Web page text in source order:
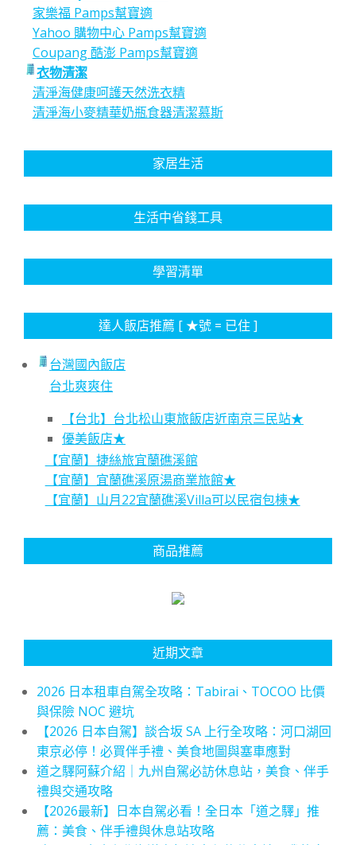
家樂福 Pamps幫寶適
Yahoo 購物中心 Pamps幫寶適
Coupang 酷澎 Pamps幫寶適
衣物清潔
清淨海健康呵護天然洗衣精
清淨海小麥精華奶瓶食器清潔慕斯
家居生活
生活中省錢工具
學習清單
達人飯店推薦 [ ★號 = 已住 ]
台灣國內飯店
台北爽爽住
【台北】台北松山東旅飯店近南京三民站★
優美飯店★
【宜蘭】捷絲旅宜蘭礁溪館
【宜蘭】宜蘭礁溪原湯商業旅館★
【宜蘭】山月22宜蘭礁溪Villa可以民宿包棟★
商品推薦
近期文章
2026 日本租車自駕全攻略：Tabirai、TOCOO 比價
與保險 NOC 避坑
【2026 日本自駕】談合坂 SA 上行全攻略：河口湖回
東京必停！必買伴手禮、美食地圖與塞車應對
道之驛阿蘇介紹｜九州自駕必訪休息站，美食、伴手
禮與交通攻略
【2026最新】日本自駕必看！全日本「道之驛」推
薦：美食、伴手禮與休息站攻略